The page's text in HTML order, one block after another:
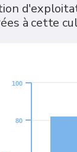
à cette
80
100